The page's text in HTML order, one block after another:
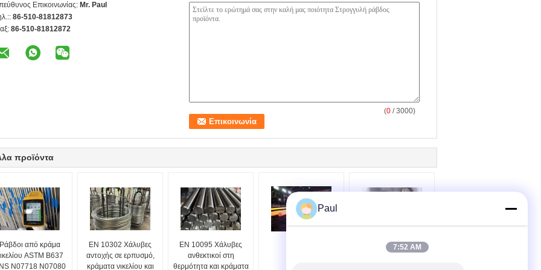
Επικοινωνίας: Mr. Paul
86-510-81812873
86-510-81812872
(0 / 3000)
προϊόντα
Ράβδοι από κράμα
ASTM B637
N07718 N07080
EN 10302 Χάλυβες
αντοχής σε ερπυσμό,
κράματα νικελίου και
EN 10095 Χάλυβες
ανθεκτικοί στη
θερμότητα και κράματα
Paul
7:52 AM